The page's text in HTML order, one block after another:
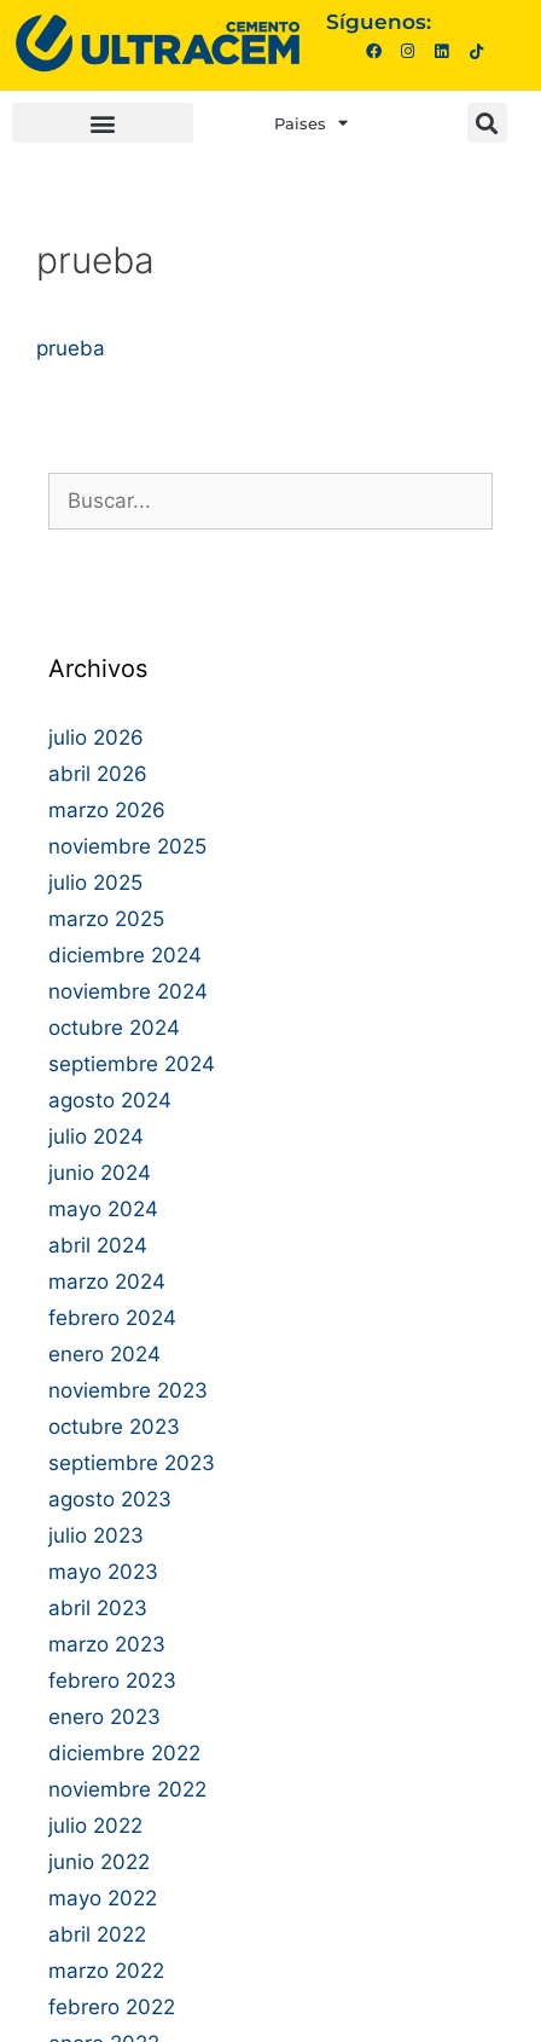
Síguenos:
Paises
prueba
prueba
Archivos
julio 2026
abril 2026
marzo 2026
noviembre 2025
julio 2025
marzo 2025
diciembre 2024
noviembre 2024
octubre 2024
septiembre 2024
agosto 2024
julio 2024
junio 2024
mayo 2024
abril 2024
marzo 2024
febrero 2024
enero 2024
noviembre 2023
octubre 2023
septiembre 2023
agosto 2023
julio 2023
mayo 2023
abril 2023
marzo 2023
febrero 2023
enero 2023
diciembre 2022
noviembre 2022
julio 2022
junio 2022
mayo 2022
abril 2022
marzo 2022
febrero 2022